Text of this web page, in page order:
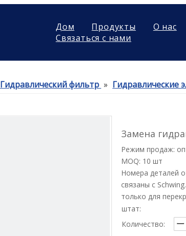
Дом Продукты О нас
Связаться с нами
Гидравлический фильтр » Гидравлические
Замена
Режим продаж:
MOQ: 10 шт
Номера деталей
связаны с
только для
штат:
Количество: